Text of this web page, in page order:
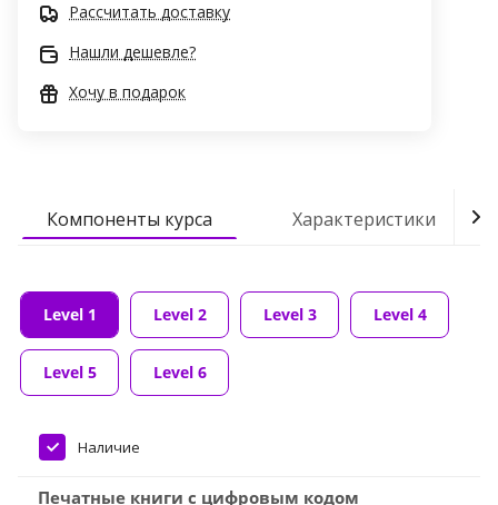
Рассчитать доставку
Нашли дешевле?
Хочу в подарок
Компоненты курса Характеристики
Level 1 Level 2 Level 3 Level 4
Level 5 Level 6
Наличие
Печатные книги с цифровым кодом